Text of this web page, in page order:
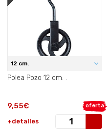
12 cm.
Polea Pozo 12 cm. .
oferta
9,55€
+detalles